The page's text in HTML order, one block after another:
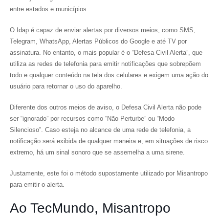
entre estados e municípios.
O Idap é capaz de enviar alertas por diversos meios, como SMS,
Telegram, WhatsApp, Alertas Públicos do Google e até TV por
assinatura. No entanto, o mais popular é o “Defesa Civil Alerta”, que
utiliza as redes de telefonia para emitir notificações que sobrepõem
todo e qualquer conteúdo na tela dos celulares e exigem uma ação do
usuário para retornar o uso do aparelho.
Diferente dos outros meios de aviso, o Defesa Civil Alerta não pode
ser “ignorado” por recursos como “Não Perturbe” ou “Modo
Silencioso”. Caso esteja no alcance de uma rede de telefonia, a
notificação será exibida de qualquer maneira e, em situações de risco
extremo, há um sinal sonoro que se assemelha a uma sirene.
Justamente, este foi o método supostamente utilizado por Misantropo
para emitir o alerta.
Ao TecMundo, Misantropo